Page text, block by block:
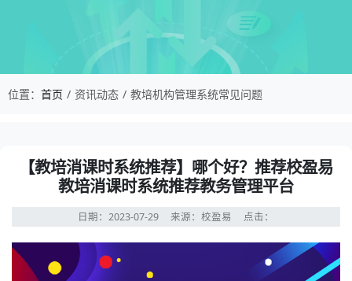
位置： 首页 资讯动态 教培机构管理系统常见问题
【教培消课时系统推荐】哪个好？推荐校盈易
教培消课时系统推荐教务管理平台
日期：2023-07-29 来源：校盈易 点击：